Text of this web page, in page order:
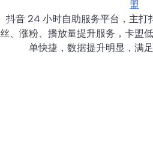
盟
抖音 24 小时自助服务平台，主打
丝、涨粉、播放量提升服务，卡盟
单快捷，数据提升明显，满